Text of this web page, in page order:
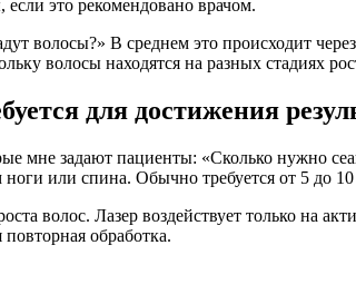
это рекомендовано врачом.
волосы?» В среднем это происходит
волосы находятся на разных стадиях
для достижения
мне задают пациенты: «Сколько нужно
или спина. Обычно требуется от 5 до 10
волос. Лазер воздействует только на
обработка.